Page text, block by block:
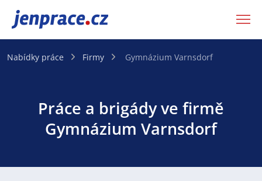
JenPráce.cz
Nabídky práce Firmy Gymnázium Varnsdorf
Práce a brigády ve firmě
Gymnázium Varnsdorf